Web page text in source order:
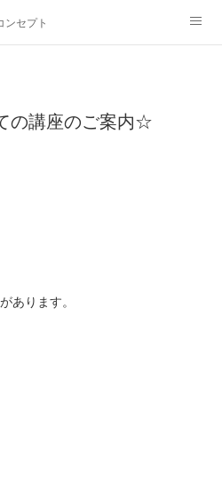
ンセプト
の講座のご案内☆
あります。